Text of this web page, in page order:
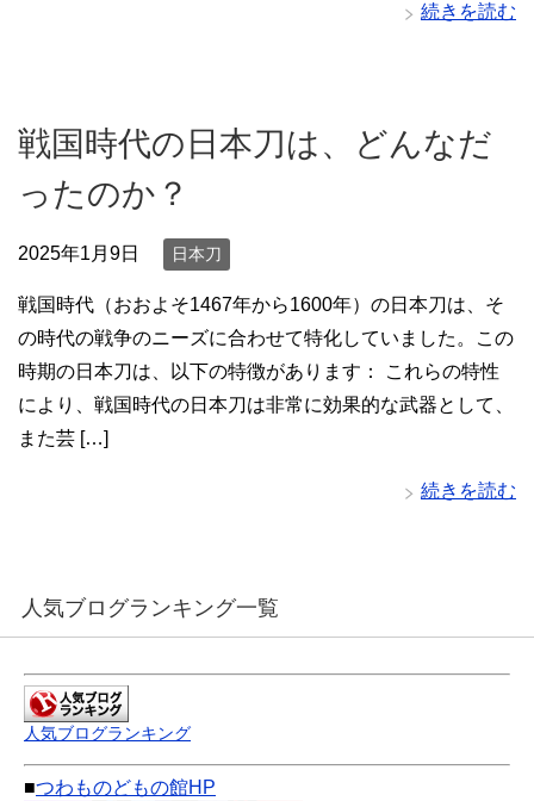
続きを読む
戦国時代の日本刀は、どんなだ
ったのか？
2025年1月9日 日本刀
戦国時代（おおよそ1467年から1600年）の日本刀は、そ
の時代の戦争のニーズに合わせて特化していました。この
時期の日本刀は、以下の特徴があります： これらの特性
により、戦国時代の日本刀は非常に効果的な武器として、
また芸 […]
続きを読む
人気ブログランキング一覧
人気ブログランキング
■つわものどもの館HP